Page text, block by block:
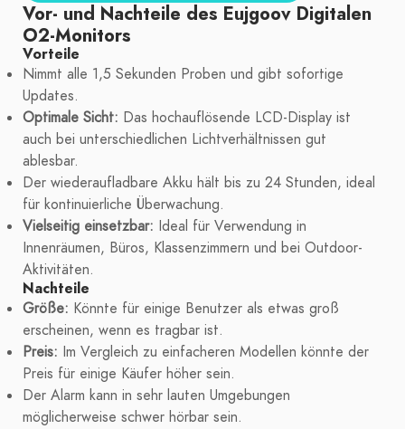
Vor- und Nachteile des Eujgoov Digitalen
O2-Monitors
Vorteile
Nimmt alle 1,5 Sekunden Proben und gibt sofortige
Updates.
Optimale Sicht: Das hochauflösende LCD-Display ist
auch bei unterschiedlichen Lichtverhältnissen gut
ablesbar.
Der wiederaufladbare Akku hält bis zu 24 Stunden, ideal
für kontinuierliche Überwachung.
Vielseitig einsetzbar: Ideal für Verwendung in
Innenräumen, Büros, Klassenzimmern und bei Outdoor-
Aktivitäten.
Nachteile
Größe: Könnte für einige Benutzer als etwas groß
erscheinen, wenn es tragbar ist.
Preis: Im Vergleich zu einfacheren Modellen könnte der
Preis für einige Käufer höher sein.
Der Alarm kann in sehr lauten Umgebungen
möglicherweise schwer hörbar sein.